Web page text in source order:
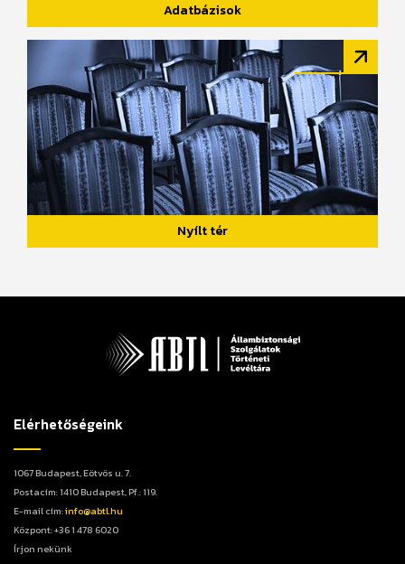
Adatbázisok
Nyílt tér
Elérhetőségeink
1067 Budapest, Eötvös u. 7.
Postacím: 1410 Budapest, Pf.: 119.
E-mail cím:info@abtl.hu
Központ: +36 1 478 6020
Írjon nekünk